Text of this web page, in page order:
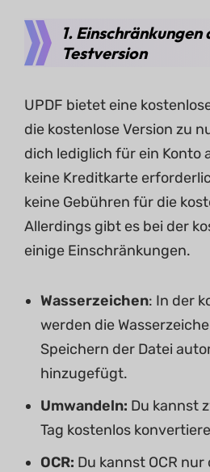
1. Einschränkungen
Testversion
UPDF bietet eine
die kostenlose Version zu
dich lediglich für ein Konto
keine Kreditkarte
keine Gebühren für die
Allerdings gibt es bei der
einige Einschränkungen.
Wasserzeichen: In der
werden die
Speichern der Datei
hinzugefügt.
Umwandeln: Du kannst
Tag kostenlos
OCR: Du kannst OCR